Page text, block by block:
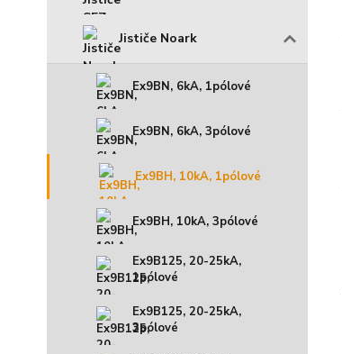
Jističe Noark
Ex9BN, 6kA, 1pólové
Ex9BN, 6kA, 3pólové
Ex9BH, 10kA, 1pólové
Ex9BH, 10kA, 3pólové
Ex9B125, 20-25kA,
1pólové
Ex9B125, 20-25kA,
3pólové